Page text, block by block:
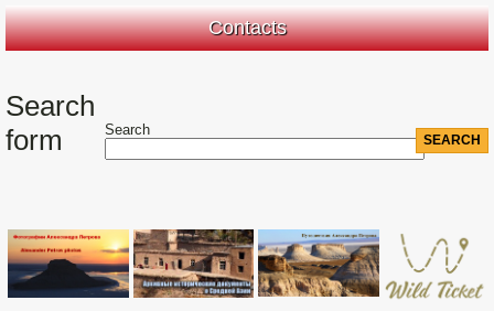
Contacts
Search
form
Search